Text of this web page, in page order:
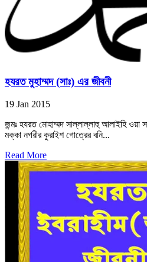
হযরত মুহাম্মদ (সাঃ) এর জীবনী
19 Jan 2015
জন্মঃ হযরত মোহাম্মদ সাল্লাল্লাহু আলাইহি ওয়া
মক্কা নগরীর কুরাইশ গোত্রের বনি...
Read More